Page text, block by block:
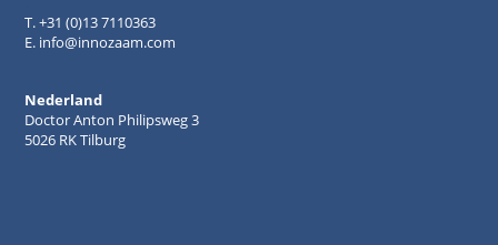
T. +31 (0)13 7110363
E. info@innozaam.com
Nederland
Doctor Anton Philipsweg 3
5026 RK Tilburg